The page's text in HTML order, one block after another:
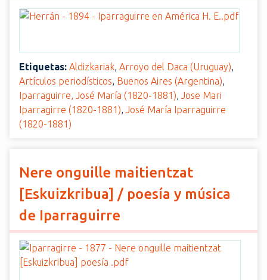
Etiquetas: Aldizkariak, Arroyo del Daca (Uruguay),
Artículos periodísticos, Buenos Aires (Argentina),
Iparraguirre, José María (1820-1881), Jose Mari
Iparragirre (1820-1881), José María Iparraguirre
(1820-1881)
Nere onguille maitientzat
[Eskuizkribua] / poesía y música
de Iparraguirre